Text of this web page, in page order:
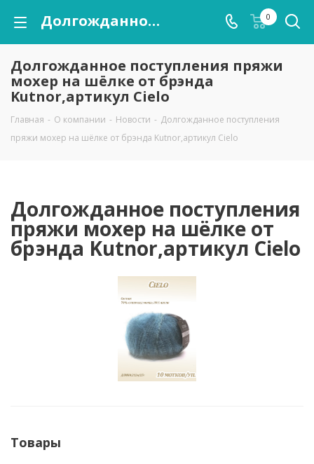
Долгожданное поступления пряжи мохер на шёлке от брэнда Kutnor,артикул Cielo 0
Долгожданное поступления пряжи
мохер на шёлке от брэнда
Kutnor,артикул Cielo
Главная - О компании - Новости - Долгожданное поступления
пряжи мохер на шёлке от брэнда Kutnor,артикул Cielo
Долгожданное поступления
пряжи мохер на шёлке от
брэнда Kutnor,артикул Cielo
Товары